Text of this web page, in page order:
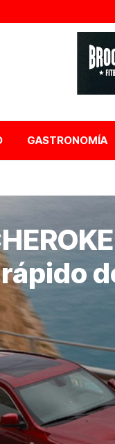
GASTRONOMÍA